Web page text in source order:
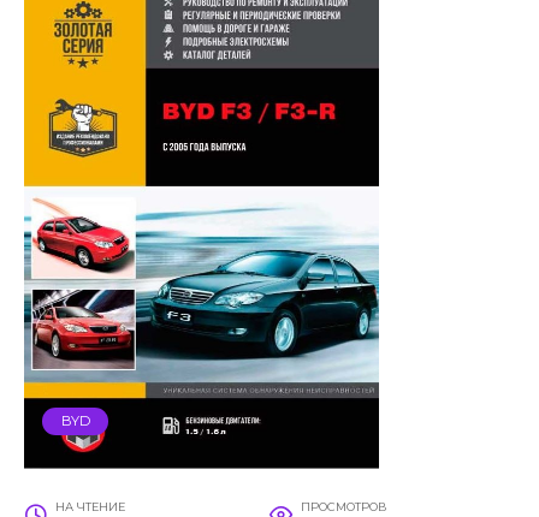
BYD
НА ЧТЕНИЕ ПРОСМОТРОВ